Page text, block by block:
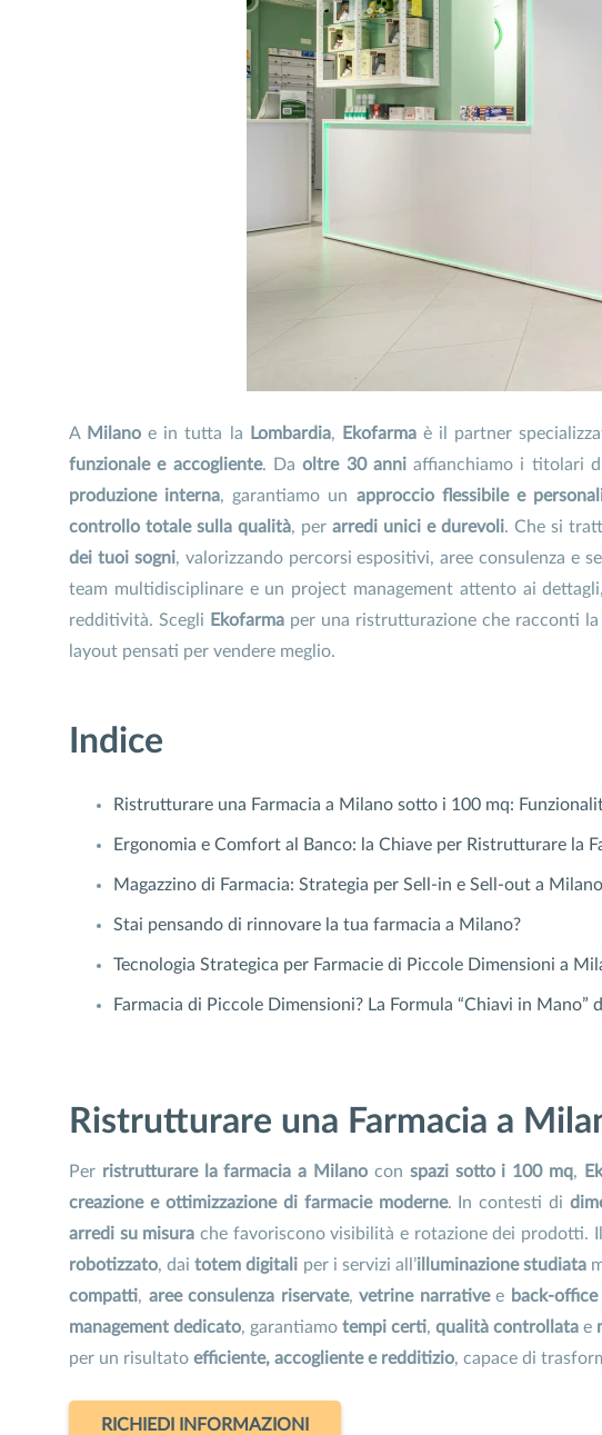
A Milano e in tutta la Lombardia, Ekofarmaè il partner
funzionale e accogliente. Daoltre 30 anniaffianchiamo i titolari di
produzione interna, garantiamo un approccio flessibile e
controllo totale sulla qualità, per arredi unici e durevoli. Che si
dei tuoi sogni, valorizzando percorsi espositivi, aree consulenza e
team multidisciplinare e un project management attento ai dettagli,
redditività. Scegli Ekofarmaper una ristrutturazione che racconti la
layout pensati per vendere meglio.
Indice
Ristrutturare una Farmacia a Milano sotto i 100 mq:
Ergonomia e Comfort al Banco: la Chiave per Ristrutturare la
Magazzino di Farmacia: Strategia per Sell-in e Sell-out a Milano
Stai pensando di rinnovare la tua farmacia a Milano?
Tecnologia Strategica per Farmacie di Piccole Dimensioni a
Farmacia di Piccole Dimensioni? La Formula “Chiavi in Mano”
Ristrutturare una Farmacia a
Per ristrutturare la farmacia a Milano con spazi sotto i 100 mq,
creazione e ottimizzazione di farmacie moderne. In contesti di
arredi su misura che favoriscono visibilità e rotazione dei prodotti.
robotizzato, daitotem digitali per i servizi all’illuminazione studiata
compatti, aree consulenza riservate,vetrine narrativee back-
management dedicato, garantiamotempi certi,qualità controllata e
per un risultato efficiente, accogliente e redditizio, capace di
RICHIEDI INFORMAZIONI